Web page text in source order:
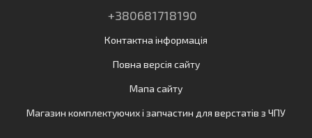
+380681718190
Контактна інформація
Повна версія сайту
Мапа сайту
Магазин комплектуючих і запчастин для верстатів з ЧПУ